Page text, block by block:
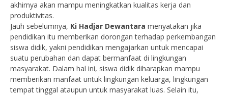
akhirnya akan mampu meningkatkan kualitas kerja dan
produktivitas.
Jauh sebelumnya, Ki Hadjar Dewantara menyatakan jika
pendidikan itu memberikan dorongan terhadap perkembangan
siswa didik, yakni pendidikan mengajarkan untuk mencapai
suatu perubahan dan dapat bermanfaat di lingkungan
masyarakat. Dalam hal ini, siswa didik diharapkan mampu
memberikan manfaat untuk lingkungan keluarga, lingkungan
tempat tinggal ataupun untuk masyarakat luas. Selain itu,